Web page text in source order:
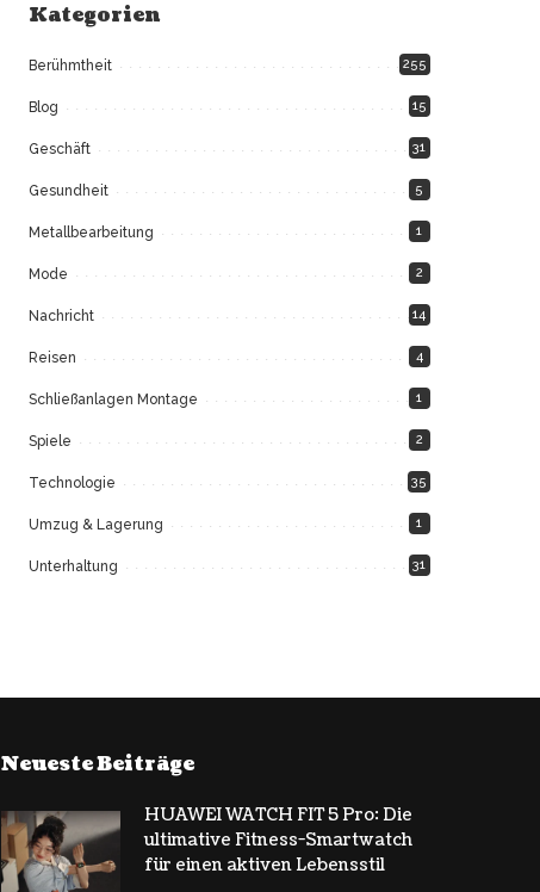
Kategorien
Berühmtheit 255
Blog 15
Geschäft 31
Gesundheit 5
Metallbearbeitung 1
Mode 2
Nachricht 14
Reisen 4
Schließanlagen Montage 1
Spiele 2
Technologie 35
Umzug & Lagerung 1
Unterhaltung 31
Neueste Beiträge
HUAWEI WATCH FIT 5 Pro: Die
ultimative Fitness-Smartwatch
für einen aktiven Lebensstil